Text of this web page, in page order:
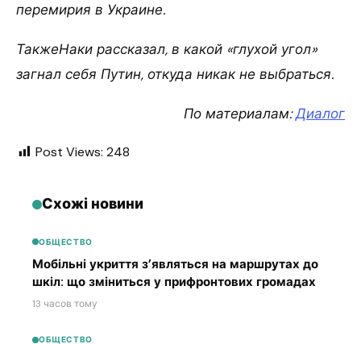
перемирия в Украине.
ТакжеНаки рассказал, в какой «глухой угол»
загнал себя Путин, откуда никак не выбраться.
По материалам:Диалог
Post Views: 248
Схожі новини
ОБЩЕСТВО
Мобільні укриття з’являться на маршрутах до
шкіл: що зміниться у прифронтових громадах
13 часов тому
ОБЩЕСТВО